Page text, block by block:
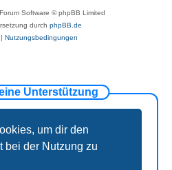
um dir den
bei der Nutzung zu
Software © phpBB Limited
durch phpBB.de
Nutzungsbedingungen
Unterstützung